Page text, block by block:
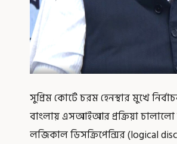
সুপ্রিম কোর্টে চরম হেনস্থার মুখে
বাংলায় এসআইআর প্রক্রিয়া চালালো
লজিকাল ডিসক্রিপেন্সির (logical